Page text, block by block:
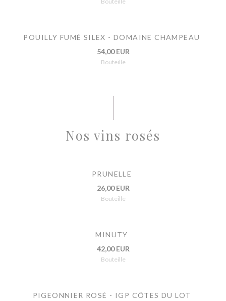
POUILLY FUMÉ SILEX - DOMAINE CHAMPEAU
54,00 EUR
Bouteille
Nos vins rosés
PRUNELLE
26,00 EUR
Bouteille
MINUTY
42,00 EUR
Bouteille
PIGEONNIER ROSÉ - IGP CÔTES DU LOT